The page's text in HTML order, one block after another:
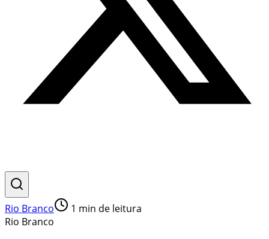
Rio Branco 1 min de leitura
Rio Branco